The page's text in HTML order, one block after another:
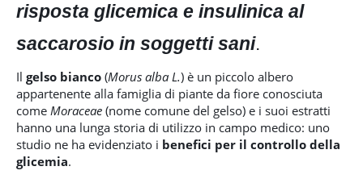
risposta glicemica e insulinica al
saccarosio in soggetti sani.
Il gelso bianco (Morus alba L.) è un piccolo albero
appartenente alla famiglia di piante da fiore conosciuta
come Moraceae (nome comune del gelso) e i suoi estratti
hanno una lunga storia di utilizzo in campo medico: uno
studio ne ha evidenziato i benefici per il controllo della
glicemia.